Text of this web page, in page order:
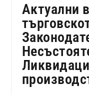
Актуални